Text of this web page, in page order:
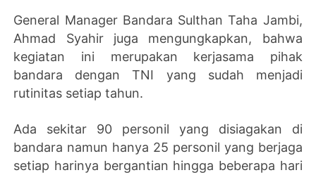
General Manager Bandara Sulthan Taha Jambi,
Ahmad Syahir juga mengungkapkan, bahwa
kegiatan ini merupakan kerjasama pihak
bandara dengan TNI yang sudah menjadi
rutinitas setiap tahun.
Ada sekitar 90 personil yang disiagakan di
bandara namun hanya 25 personil yang berjaga
setiap harinya bergantian hingga beberapa hari